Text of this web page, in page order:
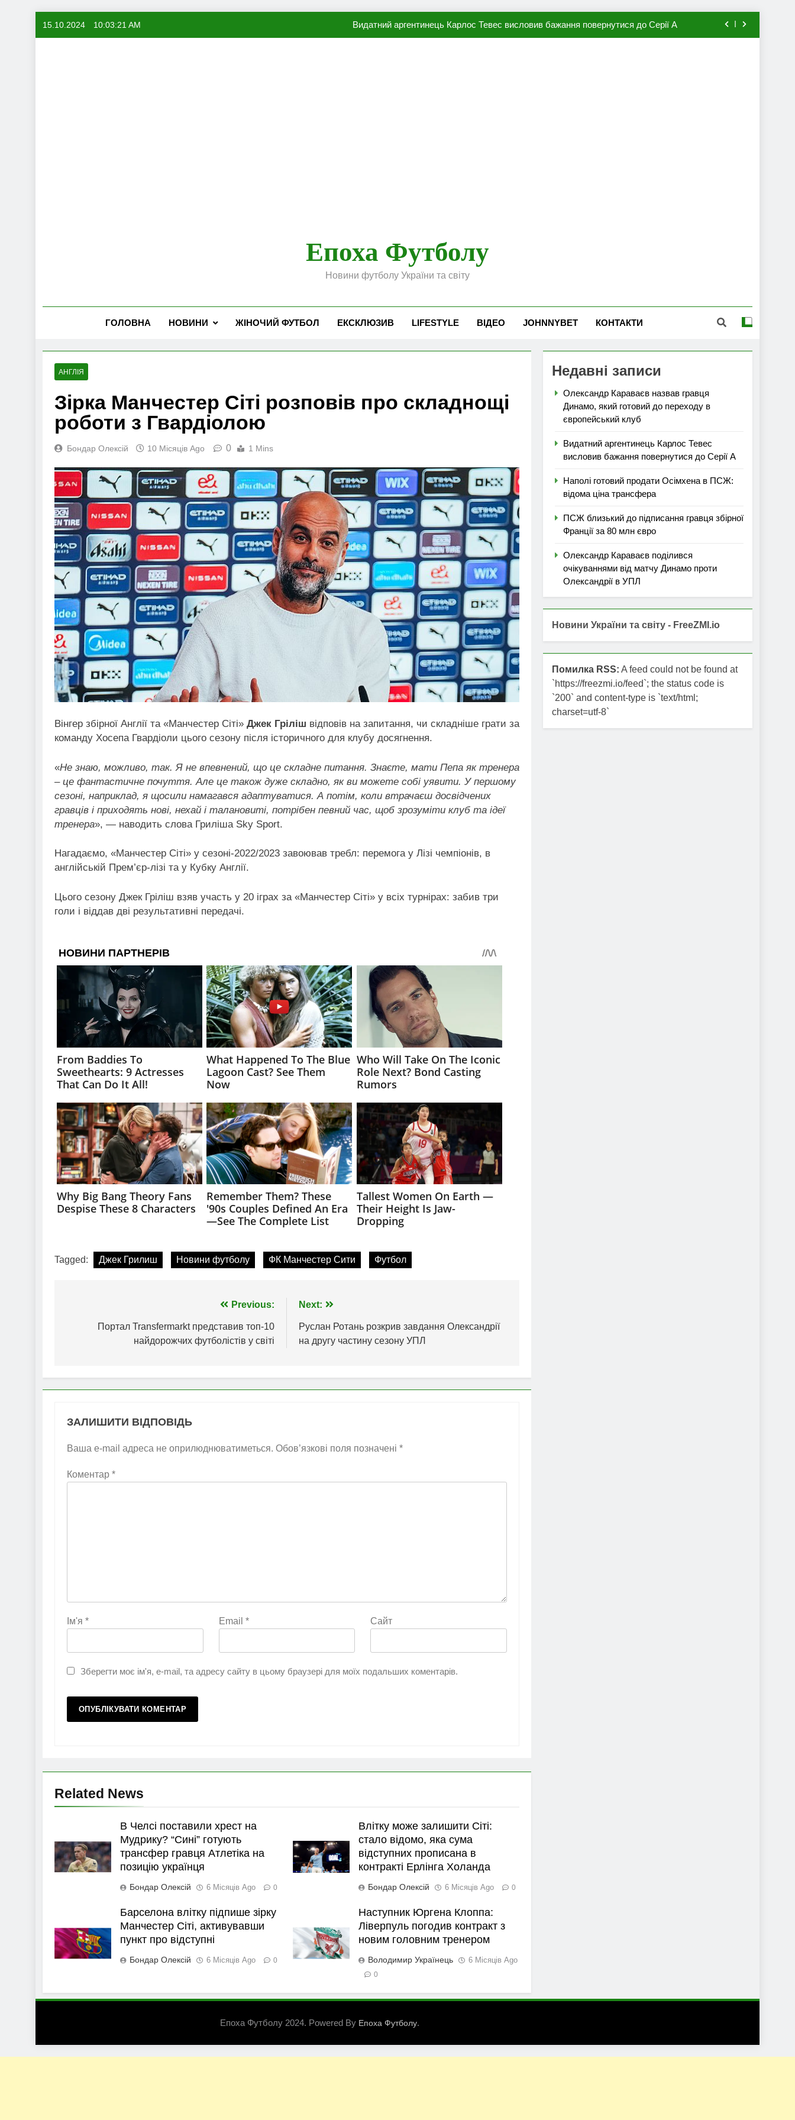
15.10.2024 10:03:22 AM Видатний аргентинець Карлос Тевес висловив бажання повернутися до Серії А
Епоха Футболу
Новини футболу України та світу
ГОЛОВНА НОВИНИ ЖІНОЧИЙ ФУТБОЛ ЕКСКЛЮЗИВ LIFESTYLE ВІДЕО JOHNNYBET КОНТАКТИ
АНГЛІЯ
Зірка Манчестер Сіті розповів про складнощі
роботи з Гвардіолою
Бондар Олексій 10 Місяців Ago 0 1 Mins
Вінгер збірної Англії та «Манчестер Сіті» Джек Гріліш відповів на запитання, чи складніше грати за
команду Хосепа Гвардіоли цього сезону після історичного для клубу досягнення.
«Не знаю, можливо, так. Я не впевнений, що це складне питання. Знаєте, мати Пепа як тренера
– це фантастичне почуття. Але це також дуже складно, як ви можете собі уявити. У першому
сезоні, наприклад, я щосили намагався адаптуватися. А потім, коли втрачаєш досвідчених
гравців і приходять нові, нехай і талановиті, потрібен певний час, щоб зрозуміти клуб та ідеї
тренера», — наводить слова Гриліша Sky Sport.
Нагадаємо, «Манчестер Сіті» у сезоні-2022/2023 завоював требл: перемога у Лізі чемпіонів, в
англійській Прем’єр-лізі та у Кубку Англії.
Цього сезону Джек Гріліш взяв участь у 20 іграх за «Манчестер Сіті» у всіх турнірах: забив три
голи і віддав дві результативні передачі.
Tagged: Джек Грилиш Новини футболу ФК Манчестер Сити Футбол
записів
Previous:
Портал Transfermarkt представив топ-10
найдорожчих футболістів у світі
Next:
Руслан Ротань розкрив завдання Олександрії
на другу частину сезону УПЛ
ЗАЛИШИТИ ВІДПОВІДЬ
Ваша e-mail адреса не оприлюднюватиметься. Обов’язкові поля позначені *
Коментар *
Ім'я * Email * Сайт
Зберегти моє ім'я, e-mail, та адресу сайту в цьому браузері для моїх подальших коментарів.
Related News
В Челсі поставили хрест на
Мудрику? “Сині” готують
трансфер гравця Атлетіка на
позицію українця
Бондар Олексій 6 Місяців Ago 0
Влітку може залишити Сіті:
стало відомо, яка сума
відступних прописана в
контракті Ерлінга Холанда
Бондар Олексій 6 Місяців Ago 0
Барселона влітку підпише зірку
Манчестер Сіті, активувавши
пункт про відступні
Бондар Олексій 6 Місяців Ago 0
Наступник Юргена Клоппа:
Ліверпуль погодив контракт з
новим головним тренером
Володимир Українець 6 Місяців Ago
0
Недавні записи
Олександр Караваєв назвав гравця
Динамо, який готовий до переходу в
європейський клуб
Видатний аргентинець Карлос Тевес
висловив бажання повернутися до Серії А
Наполі готовий продати Осімхена в ПСЖ:
відома ціна трансфера
ПСЖ близький до підписання гравця збірної
Франції за 80 млн євро
Олександр Караваєв поділився
очікуваннями від матчу Динамо проти
Олександрії в УПЛ
Новини України та світу - FreeZMI.io
Помилка RSS: A feed could not be found at
`https://freezmi.io/feed`; the status code is
`200` and content-type is `text/html;
charset=utf-8`
Епоха Футболу 2024. Powered By Епоха Футболу.